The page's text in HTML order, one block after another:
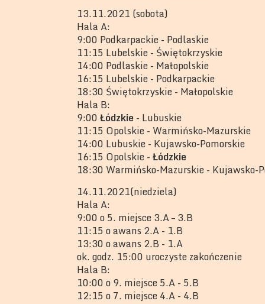
13.11.2021 (sobota)
Hala A:
9:00 Podkarpackie - Podlaskie
11:15 Lubelskie - Świętokrzyskie
14:00 Podlaskie - Małopolskie
16:15 Lubelskie - Podkarpackie
18:30 Świętokrzyskie - Małopolskie
Hala B:
9:00Łódzkie- Lubuskie
11:15 Opolskie - Warmińsko-Mazurskie
14:00 Lubuskie - Kujawsko-Pomorskie
16:15 Opolskie -Łódzkie
18:30 Warmińsko-Mazurskie - Kujawsko-
14.11.2021(niedziela)
Hala A:
9:00 o 5. miejsce 3.A – 3.B
11:15 o awans 2.A - 1.B
13:30 o awans 2.B - 1.A
ok. godz. 15:00 uroczyste zakończenie
Hala B:
10:00 o 9. miejsce 5.A - 5.B
12:15 o 7. miejsce 4.A - 4.B